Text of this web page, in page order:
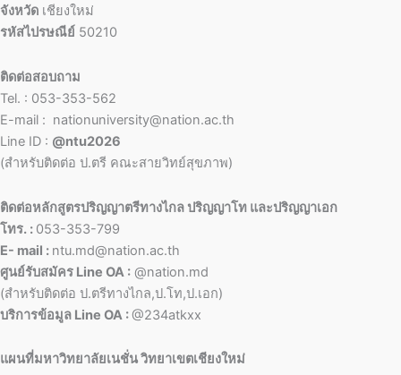
จังหวัด เชียงใหม่
รหัสไปรษณีย์ 50210
ติดต่อสอบถาม
Tel. : 053-353-562
E-mail : nationuniversity@nation.ac.th
Line ID : @ntu2026
(สำหรับติดต่อ ป.ตรี คณะสายวิทย์สุขภาพ)
ติดต่อหลักสูตรปริญญาตรีทางไกล ปริญญาโท และปริญญาเอก
โทร. : 053-353-799
E- mail : ntu.md@nation.ac.th
ศูนย์รับสมัคร Line OA : @nation.md
(สำหรับติดต่อ ป.ตรีทางไกล,ป.โท,ป.เอก)
บริการข้อมูล Line OA :@234atkxx
แผนที่มหาวิทยาลัยเนชั่น วิทยาเขตเชียงใหม่